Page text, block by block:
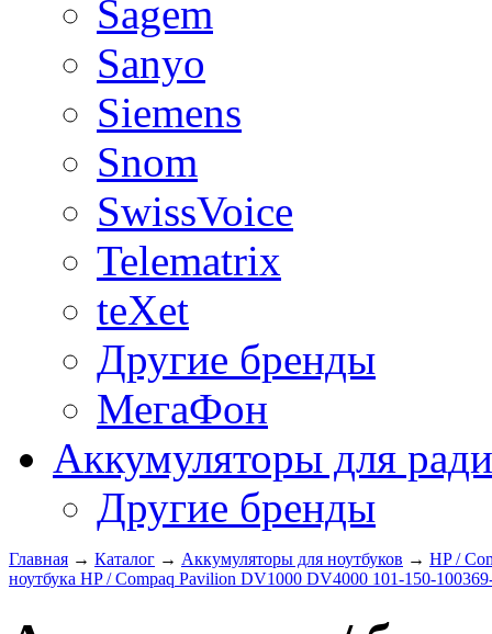
Sagem
Sanyo
Siemens
Snom
SwissVoice
Telematrix
teXet
Другие бренды
МегаФон
Аккумуляторы для
Другие бренды
Главная → Каталог → Аккумуляторы для ноутбуков → HP /
ноутбука HP / Compaq Pavilion DV1000 DV4000 101-150-